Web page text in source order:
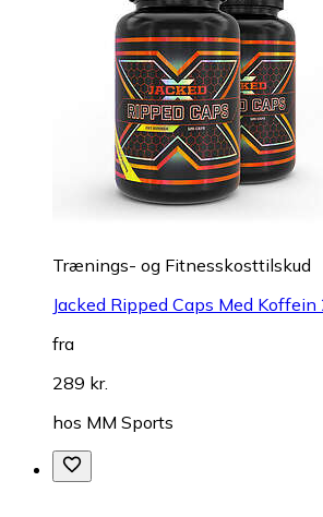
Trænings- og Fitnesskosttilskud
Jacked Ripped Caps Med Koffein
fra
289 kr.
hos MM Sports